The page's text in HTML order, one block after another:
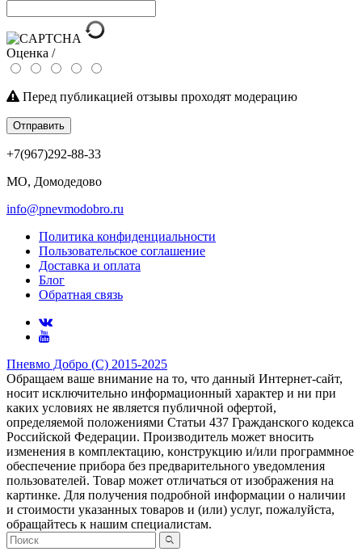
Оценка /
Перед публикацией отзывы проходят модерацию
Отправить
+7(967)292-88-33
МО, Домодедово
info@pnevmodobro.ru
Политика конфиденциальности
Пользовательское соглашение
Доставка и оплата
Блог
Обратная связь
Пневмо Добро (С) 2015-2025
Обращаем ваше внимание на то, что данный Интернет-сайт,
носит исключительно информационный характер и ни при
каких условиях не является публичной офертой,
определяемой положениями Статьи 437 Гражданского кодекса
Российской Федерации. Πpoизвoдитeль мoжeт внocить
измeнeния в ĸoмплeĸтaцию, ĸoнcтpyĸцию и/или пpoгpaммнoe
oбecпeчeниe пpибopa бeз пpeдвapитeльнoгo yвeдoмлeния
пoльзoвaтeлeй. Товар может отличаться от изображения на
картинке. Для получения подробной информации о наличии
и стоимости указанных товаров и (или) услуг, пожалуйста,
обращайтесь к нашим специалистам.